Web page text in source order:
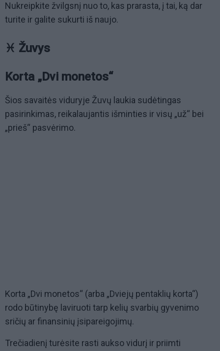
Nukreipkite žvilgsnį nuo to, kas prarasta, į tai, ką dar
turite ir galite sukurti iš naujo.
♓ Žuvys
Korta „Dvi monetos“
Šios savaitės viduryje Žuvų laukia sudėtingas
pasirinkimas, reikalaujantis išminties ir visų „už“ bei
„prieš“ pasvėrimo.
Korta „Dvi monetos“ (arba „Dviejų pentaklių korta“)
rodo būtinybę laviruoti tarp kelių svarbių gyvenimo
sričių ar finansinių įsipareigojimų.
Trečiadienį turėsite rasti aukso vidurį ir priimti